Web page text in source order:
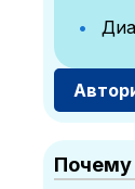
Почему